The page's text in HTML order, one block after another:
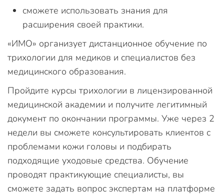
сможете использовать знания для
расширения своей практики.
«ИМО» организует дистанционное обучение по
трихологии для медиков и специалистов без
медицинского образования.
Пройдите курсы трихологии в лицензированной
медицинской академии и получите легитимный
документ по окончании программы. Уже через 2
недели вы сможете консультировать клиентов с
проблемами кожи головы и подбирать
подходящие уходовые средства. Обучение
проводят практикующие специалисты, вы
сможете задать вопрос экспертам на платформе